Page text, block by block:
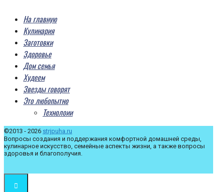
На главную
Кулинария
Заготовки
Здоровье
Дом семья
Худеем
Звезды говорят
Это любопытно
Технолоии
©2013 - 2026 strjpuha.ru
Вопросы создания и поддержания комфортной домашней среды,
кулинарное искусство, семейные аспекты жизни, а также вопросы
здоровья и благополучия.